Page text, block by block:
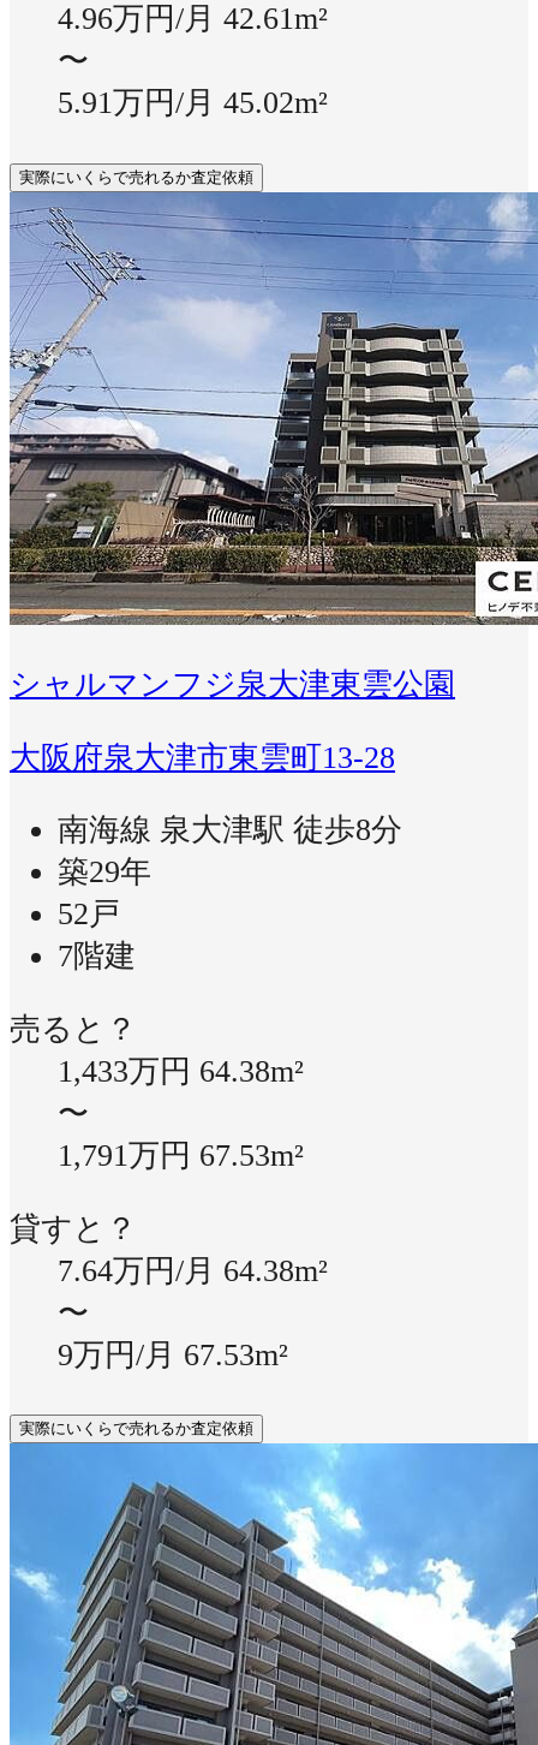
4.96万円/月 42.61m²
〜
5.91万円/月 45.02m²
実際にいくらで売れるか査定依頼
シャルマンフジ泉大津東雲公園
大阪府泉大津市東雲町13-28
南海線 泉大津駅 徒歩8分
築29年
52戸
7階建
売ると？
1,433万円 64.38m²
〜
1,791万円 67.53m²
貸すと？
7.64万円/月 64.38m²
〜
9万円/月 67.53m²
実際にいくらで売れるか査定依頼